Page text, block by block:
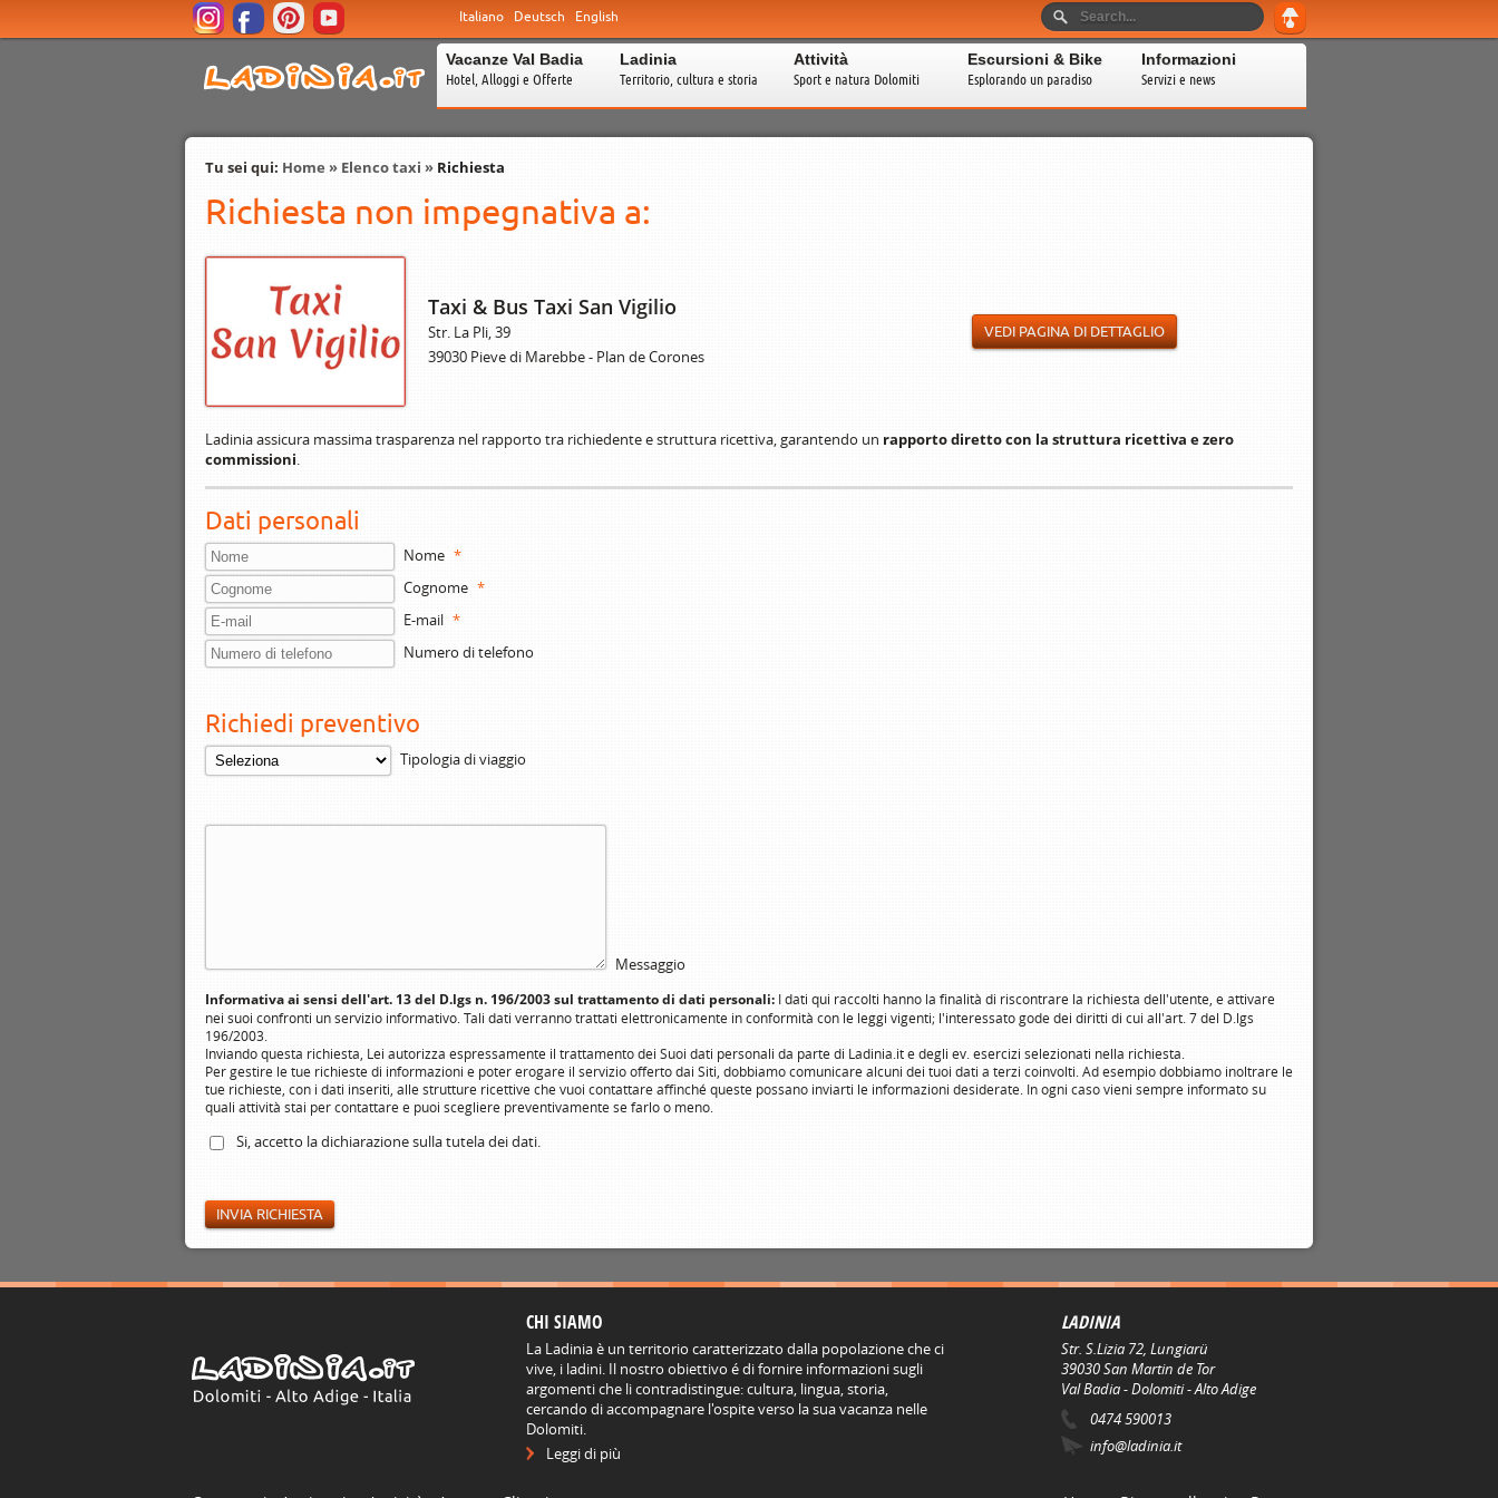
Italiano Deutsch English
Vacanze Val Badia
Hotel, Alloggi e Offerte
Ladinia
Territorio, cultura e storia
Attività
Sport e natura Dolomiti
Escursioni & Bike
Esplorando un paradiso
Informazioni
Servizi e news
Tu sei qui: Home» Elenco taxi » Richiesta
Richiesta non impegnativa a:
Taxi & Bus Taxi San Vigilio
Str. La Pli, 39
39030 Pieve di Marebbe - Plan de Corones
VEDI PAGINA DI DETTAGLIO
Ladinia assicura massima trasparenza nel rapporto tra richiedente e struttura ricettiva, garantendo un rapporto diretto con la struttura ricettiva e zero
commissioni.
Dati personali
Nome *
Cognome *
E-mail *
Numero di telefono
Richiedi preventivo
Tipologia di viaggio
Messaggio
Informativa ai sensi dell'art. 13 del D.lgs n. 196/2003 sul trattamento di dati personali: I dati qui raccolti hanno la finalità di riscontrare la richiesta dell'utente, e attivare
nei suoi confronti un servizio informativo. Tali dati verranno trattati elettronicamente in conformità con le leggi vigenti; l'interessato gode dei diritti di cui all'art. 7 del D.lgs
196/2003.
Inviando questa richiesta, Lei autorizza espressamente il trattamento dei Suoi dati personali da parte di Ladinia.it e degli ev. esercizi selezionati nella richiesta.
Per gestire le tue richieste di informazioni e poter erogare il servizio offerto dai Siti, dobbiamo comunicare alcuni dei tuoi dati a terzi coinvolti. Ad esempio dobbiamo inoltrare le
tue richieste, con i dati inseriti, alle strutture ricettive che vuoi contattare affinché queste possano inviarti le informazioni desiderate. In ogni caso vieni sempre informato su
quali attività stai per contattare e puoi scegliere preventivamente se farlo o meno.
Si, accetto ladichiarazionesulla tutela dei dati.
CHI SIAMO
La Ladinia è un territorio caratterizzato dalla popolazione che ci
vive, i ladini. Il nostro obiettivo é di fornire informazioni sugli
argomenti che li contradistingue: cultura, lingua, storia,
cercando di accompagnare l'ospite verso la sua vacanza nelle
Dolomiti.
Leggi di più
LADINIA
Str. S.Lizia 72, Lungiarü
39030San Martin de Tor
Val Badia - Dolomiti - Alto Adige
0474 590013
info@ladinia.it